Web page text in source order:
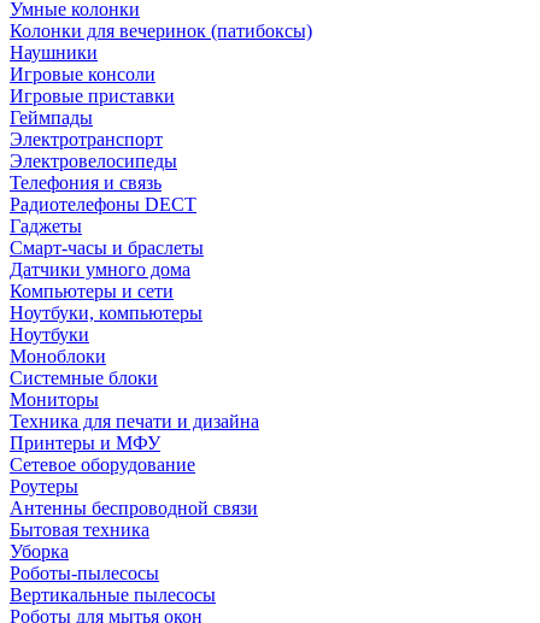
Умные колонки
Колонки для вечеринок (патибоксы)
Наушники
Игровые консоли
Игровые приставки
Геймпады
Электротранспорт
Электровелосипеды
Телефония и связь
Радиотелефоны DECT
Гаджеты
Смарт-часы и браслеты
Датчики умного дома
Компьютеры и сети
Ноутбуки, компьютеры
Ноутбуки
Моноблоки
Системные блоки
Мониторы
Техника для печати и дизайна
Принтеры и МФУ
Сетевое оборудование
Роутеры
Антенны беспроводной связи
Бытовая техника
Уборка
Роботы-пылесосы
Вертикальные пылесосы
Роботы для мытья окон